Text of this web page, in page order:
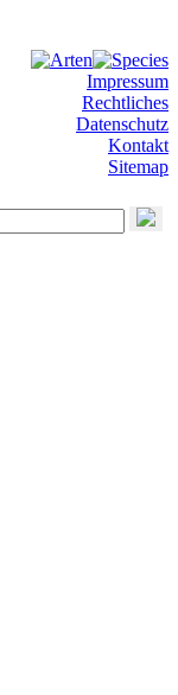
Impressum
Rechtliches
Datenschutz
Kontakt
Sitemap